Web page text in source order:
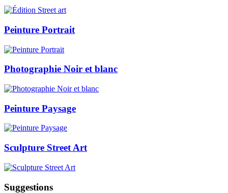
Peinture Portrait
Photographie Noir et blanc
Peinture Paysage
Sculpture Street Art
Suggestions